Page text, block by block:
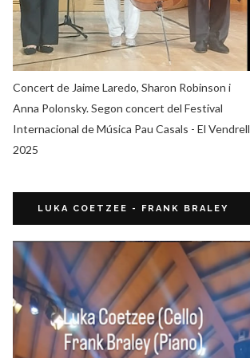
Concert de Jaime Laredo, Sharon Robinson i
Anna Polonsky. Segon concert del Festival
Internacional de Música Pau Casals - El Vendrell
2025
LUKA COETZEE - FRANK BRALEY